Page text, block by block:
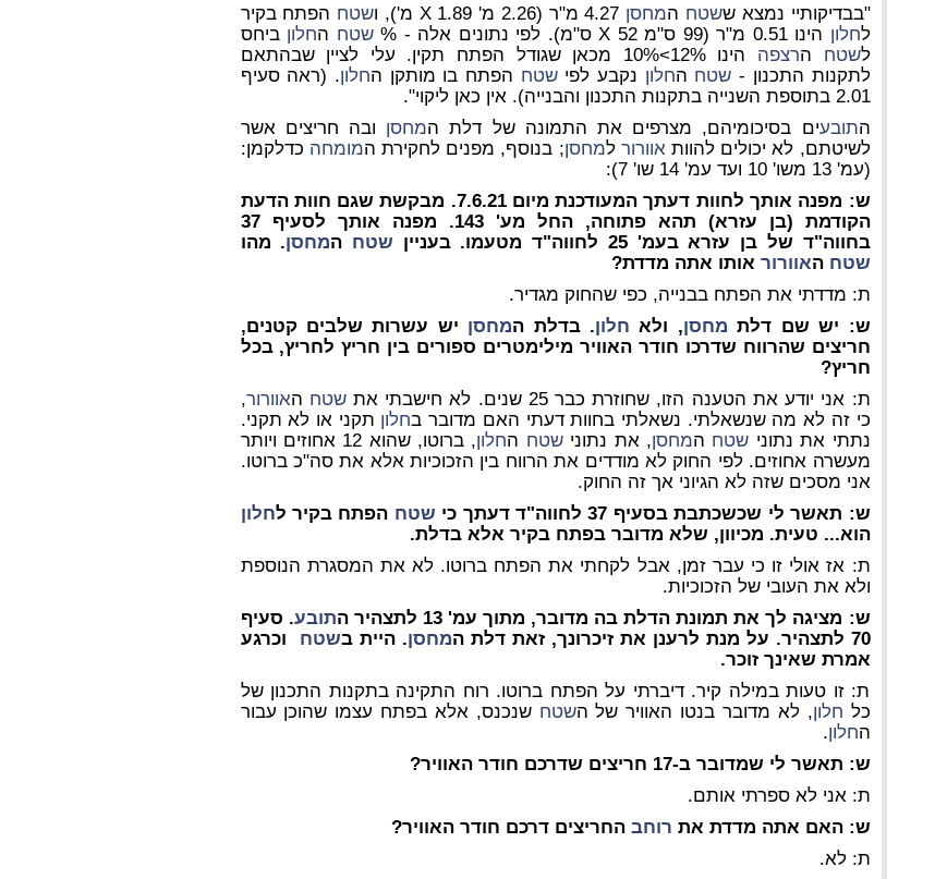
"בבדיקותיי נמצא ששטח המחסן שטח הפתח בקיר
לחלון הינו 0.51 מ"ר (99 ס"מ X 52 ס"מ). לפי נתונים אלה - % שטח החלון ביחס
לשטח הרצפה
הינו 12%>10% מכאן שגודל הפתח תקין. עלי לציין שבהתאם
לתקנות התכנון - שטח החלון נקבע לפישטח הפתח בו מותקן החלון. (ראה סעיף
2.01 בתוספת השנייה בתקנות התכנון והבנייה). אין כאן ליקוי".
התובעים בסיכומיהם, מצרפים את התמונה של דלת המחסן ובה חריצים אשר
לשיטתם, לא יכולים להוותאוורור למחסן; בנוסף, מפנים לחקירת המומחה כדלקמן:
(עמ' 13 משו' 10 ועד עמ' 14 שו' 7):
ש: מפנה אותך לחוות דעתך המעודכנת מיום 7.6.21. מבקשת שגם חוות הדעת
הקודמת (בן עזרא) תהא פתוחה, החל מע' 143. מפנה אותך לסעיף 37
בחווה"ד של בן עזרא בעמ' 25 לחווה"ד מטעמו. בעניין
שטח המחסן. מהו
שטח האוורור אותו אתה מדדת?
ת: מדדתי את הפתח בבנייה, כפי שהחוק מגדיר.
ש: יש שם דלת מחסן, ולא חלון. בדלת המחסן יש עשרות שלבים קטנים,
חריצים שהרווח שדרכו חודר האוויר מילימטרים ספורים בין חריץ לחריץ, בכל
חריץ?
ת: אני יודע את הטענה הזו, שחוזרת כבר 25 שנים. לא חישבתי את
שטח האוורור,
כי זה לא מה שנשאלתי. נשאלתי בחוות דעתי האם מדובר בחלון תקני או לא תקני.
נתתי את נתוני שטח המחסן, את נתונישטח החלון
, ברוטו, שהוא 12 אחוזים ויותר
מעשרה אחוזים. לפי החוק לא מודדים את הרווח בין הזכוכיות אלא את סה"כ ברוטו.
אני מסכים שזה לא הגיוני אך זה החוק.
ש: תאשר לי שכשכתבת בסעיף 37 לחווה"ד דעתך כי
שטח הפתח בקיר לחלון
הוא... טעית. מכיוון, שלא מדובר בפתח בקיר אלא בדלת.
ת: אז אולי זו כי עבר זמן, אבל לקחתי את הפתח ברוטו. לא את המסגרת הנוספת
ולא את העובי של הזכוכיות.
ש: מציגה לך את תמונת הדלת בה מדובר, מתוך עמ' 13 לתצהיר ה
תובע. סעיף
70 לתצהיר. על מנת לרענן את זיכרונך, זאת דלת ה
מחסן. היית בשטח וכרגע
אמרת שאינך זוכר.
ת: זו טעות במילה קיר. דיברתי על הפתח ברוטו. רוח התקינה בתקנות התכנון של
כל חלון, לא מדובר בנטו האוויר של השטח שנכנס, אלא בפתח עצמו שהוכן עבור
החלון.
ש: תאשר לי שמדובר ב-17 חריצים שדרכם חודר האוויר?
ת: אני לא ספרתי אותם.
ש: האם אתה מדדת את רוחב החריצים דרכם חודר האוויר?
ת: לא.